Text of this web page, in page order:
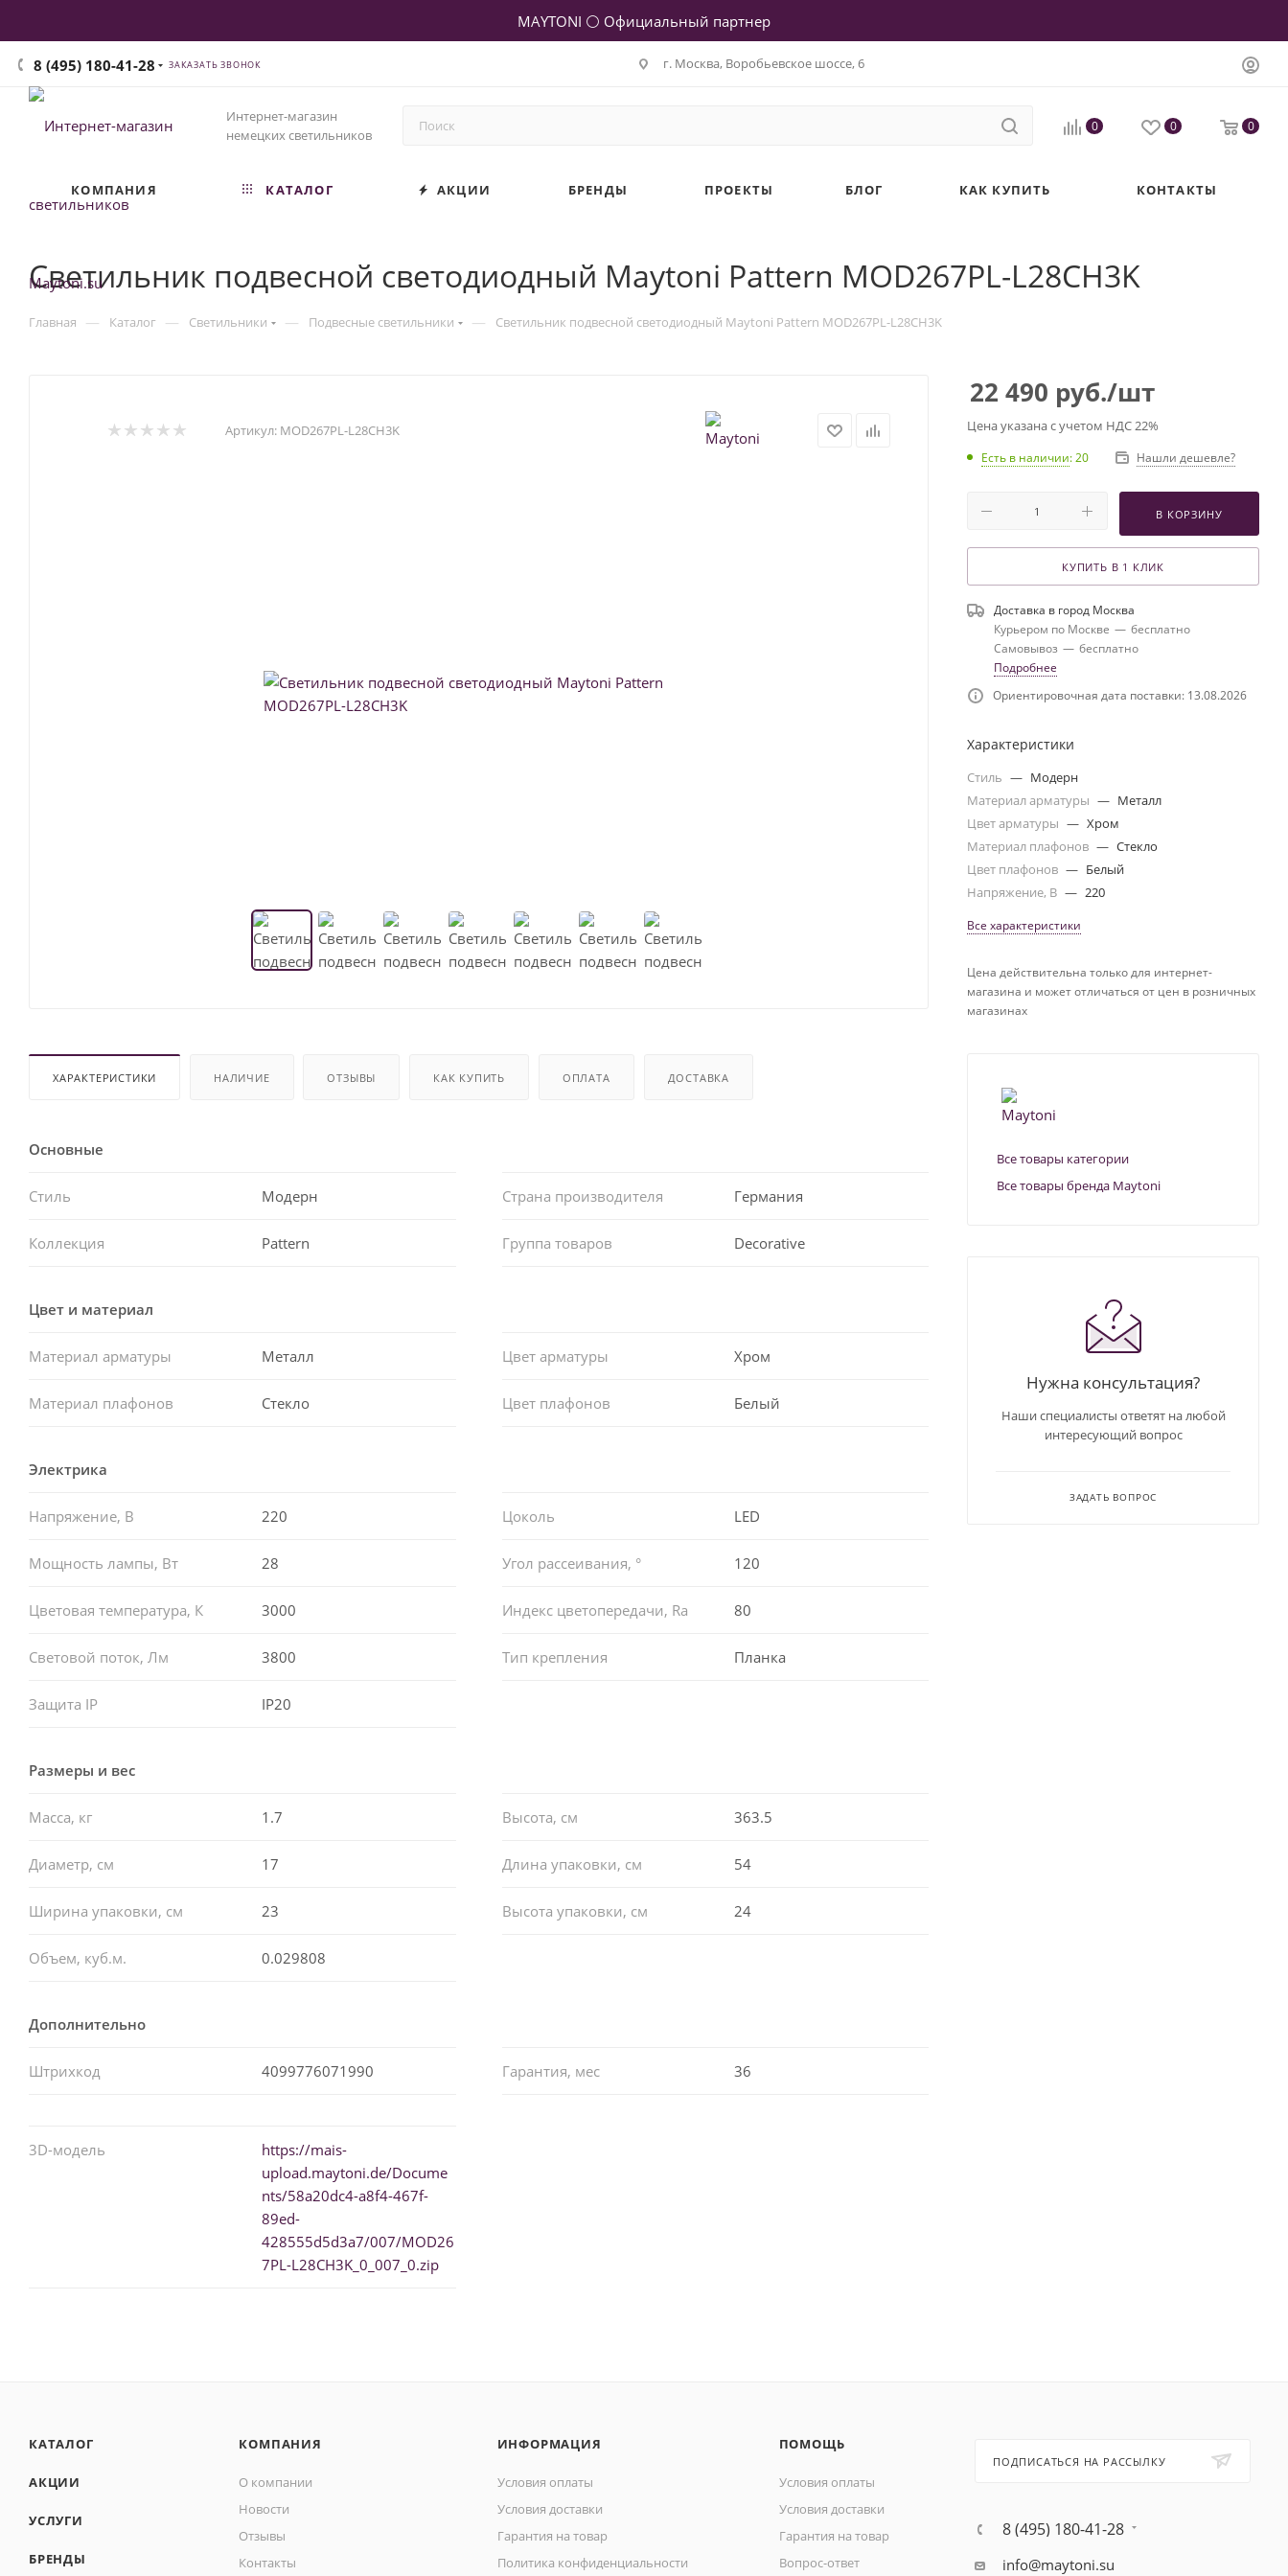
MAYTONI ⚪ Официальный партнер
8 (495) 180-41-28 ЗАКАЗАТЬ ЗВОНОК г. Москва, Воробьевское шоссе, 6
Интернет-магазин
немецких светильников
0 0 0
КОМПАНИЯ КАТАЛОГ АКЦИИ БРЕНДЫ ПРОЕКТЫ БЛОГ КАК КУПИТЬ КОНТАКТЫ
Светильник подвесной светодиодный Maytoni Pattern MOD267PL-L28CH3K
Главная — Каталог — Светильники — Подвесные светильники — Светильник подвесной светодиодный Maytoni Pattern MOD267PL-L28CH3K
Артикул: MOD267PL-L28CH3K
ХАРАКТЕРИСТИКИ НАЛИЧИЕ ОТЗЫВЫ КАК КУПИТЬ ОПЛАТА ДОСТАВКА
Основные
Стиль Модерн Страна производителя Германия
Коллекция Pattern Группа товаров Decorative
Цвет и материал
Материал арматуры Металл Цвет арматуры Хром
Материал плафонов Стекло Цвет плафонов Белый
Электрика
Напряжение, В 220 Цоколь LED
Мощность лампы, Вт 28 Угол рассеивания, ° 120
Цветовая температура, К 3000 Индекс цветопередачи, Ra 80
Световой поток, Лм 3800 Тип крепления Планка
Защита IP IP20
Размеры и вес
Масса, кг 1.7 Высота, см 363.5
Диаметр, см 17 Длина упаковки, см 54
Ширина упаковки, см 23 Высота упаковки, см 24
Объем, куб.м. 0.029808
Дополнительно
Штрихкод 4099776071990 Гарантия, мес 36
3D-модель
https://mais-
upload.maytoni.de/Docume
nts/58a20dc4-a8f4-467f-
89ed-
428555d5d3a7/007/MOD26
7PL-L28CH3K_0_007_0.zip
22 490 руб./шт
Цена указана с учетом НДС 22%
Есть в наличии: 20 Нашли дешевле?
В КОРЗИНУ
КУПИТЬ В 1 КЛИК
Доставка в город Москва
Курьером по Москве — бесплатно
Самовывоз — бесплатно
Подробнее
Ориентировочная дата поставки: 13.08.2026
Характеристики
Стиль — Модерн
Материал арматуры — Металл
Цвет арматуры — Хром
Материал плафонов — Стекло
Цвет плафонов — Белый
Напряжение, В — 220
Все характеристики
Цена действительна только для интернет-
магазина и может отличаться от цен в розничных
магазинах
Все товары категории
Все товары бренда Maytoni
Нужна консультация?
Наши специалисты ответят на любой
интересующий вопрос
ЗАДАТЬ ВОПРОС
КАТАЛОГ
АКЦИИ
УСЛУГИ
БРЕНДЫ
КОМПАНИЯ
О компании
Новости
Отзывы
Контакты
ИНФОРМАЦИЯ
Условия оплаты
Условия доставки
Гарантия на товар
Политика конфиденциальности
ПОМОЩЬ
Условия оплаты
Условия доставки
Гарантия на товар
Вопрос-ответ
ПОДПИСАТЬСЯ НА РАССЫЛКУ
8 (495) 180-41-28
info@maytoni.su